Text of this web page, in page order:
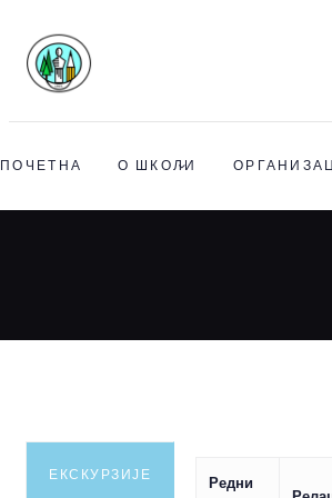
ПОЧЕТНА О ШКОЛИ
ЕКСКУРЗИЈЕ
Редни